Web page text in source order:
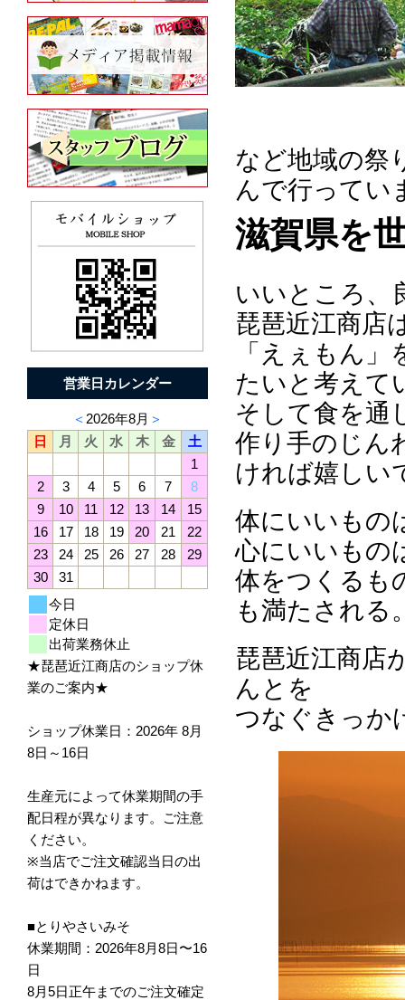
営業日カレンダー
＜ 2026年8月 ＞
日
月 火 水 木 金
土
1
2
3 4 5 6 7
8
9
10 11 12 13 14
15
16
17 18 19 20 21
22
23
24 25 26 27 28
29
30
31
今日
定休日
出荷業務休止
★琵琶近江商店のショップ休
業のご案内★
ショップ休業日：2026年 8月
8日～16日
生産元によって休業期間の手
配日程が異なります。ご注意
ください。
※当店でご注文確認当日の出
荷はできかねます。
■とりやさいみそ
休業期間：2026年8月8日〜16
日
8月5日正午までのご注文確定
など地域の祭
んで行ってい
滋賀県を
いいところ、
琵琶近江商店
「えぇもん
たいと考えて
そして食を通
作り手のじん
ければ嬉しい
体にいいもの
心にいいもの
体をつくるも
も満たされる
琵琶近江商店
んとを
つなぐきっか